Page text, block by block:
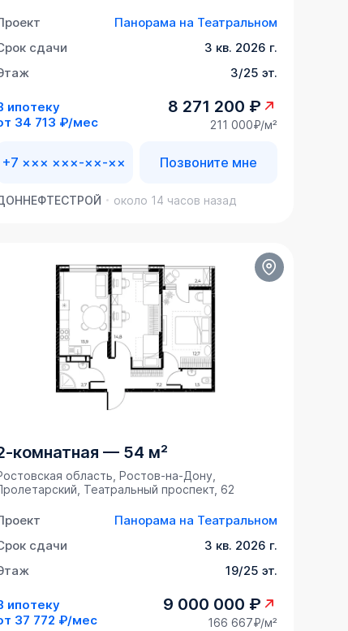
Панорама на Театральном
сдачи
3 кв. 2026 г.
3/25 эт.
ипотеку
34 713 ₽/мес
8 271 200 ₽
211 000₽/м²
+7 ××× ×××-××-×× Позвоните мне
около 14 часов назад
комнатная — 54 м²
область, Ростов-на-Дону,
Театральный проспект, 62
Панорама на Театральном
сдачи
3 кв. 2026 г.
19/25 эт.
ипотеку
37 772 ₽/мес
9 000 000 ₽
166 667₽/м²